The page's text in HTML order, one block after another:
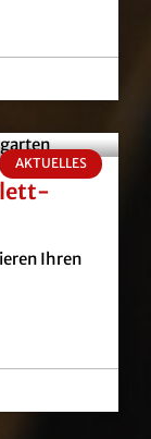
AKTUELLES
Ihren